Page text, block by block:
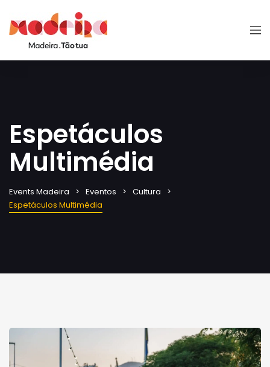
Espetáculos
Multimédia
Events Madeira Eventos
Cultura
Espetáculos Multimédia